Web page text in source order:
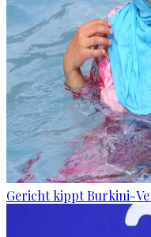
Gericht kippt Burkini-